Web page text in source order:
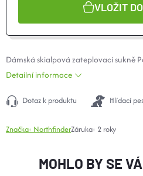
VLOŽIT
Dámská skialpová zateplovací sukně
Detailní informace
Dotaz k produktu Hlídací
Značka: NorthfinderZáruka: 2 roky
MOHLO BY SE